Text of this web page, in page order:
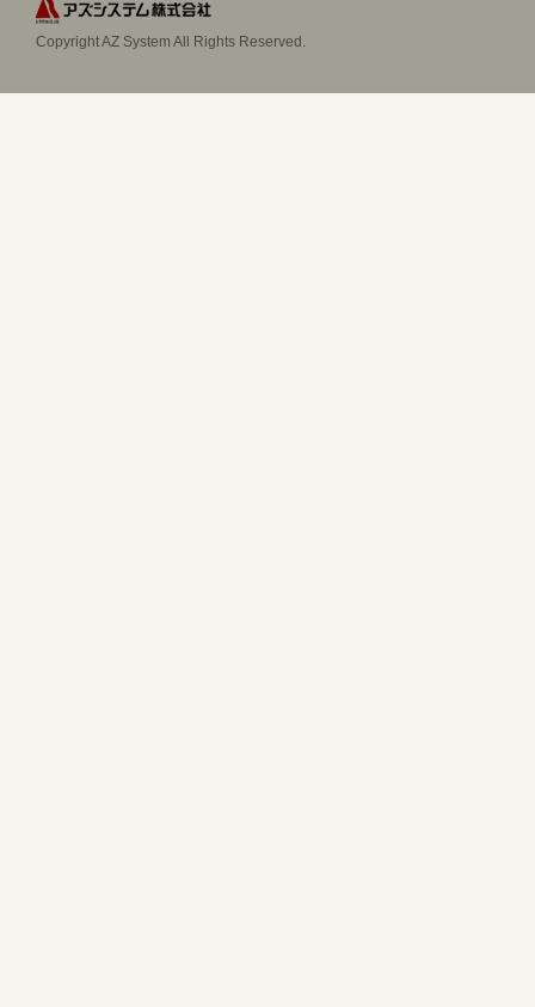
Copyright AZ System All Rights Reserved.